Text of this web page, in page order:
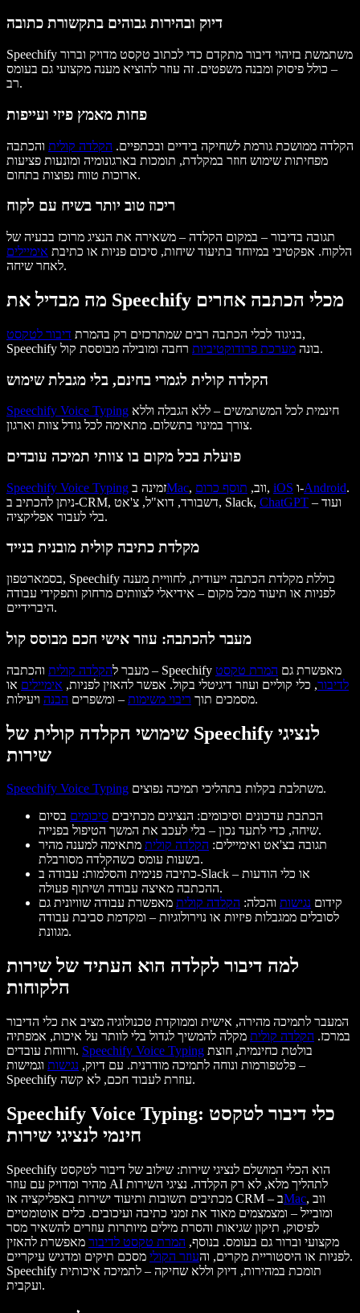
דיוק ובהירות גבוהים בתקשורת כתובה
Speechify משתמשת בזיהוי דיבור מתקדם כדי לכתוב טקסט מדויק וברור
– כולל פיסוק ומבנה משפטים. זה עוזר להוציא מענה מקצועי גם בעומס
רב.
פחות מאמץ פיזי ועייפות
הקלדה ממושכת גורמת לשחיקה בידיים ובכתפיים. הקלדה קולית והכתבה
מפחיתות שימוש חוזר במקלדת, תומכות בארגונומיה ומונעות פציעות
ארוכות טווח נפוצות בתחום.
ריכוז טוב יותר בשיח עם לקוח
תגובה בדיבור – במקום הקלדה – משאירה את הנציג מרוכז בבעיה של
הלקוח. אפקטיבי במיוחד בתיעוד שיחות, סיכום פניות או כתיבת אימיילים
לאחר שיחה.
מה מבדיל את Speechify מכלי הכתבה אחרים
בניגוד לכלי הכתבה רבים שמתרכזים רק בהמרת דיבור לטקסט
,
Speechify בונה מערכת פרודוקטיביות רחבה ומובילה מבוססת קול.
הקלדה קולית לגמרי בחינם, בלי מגבלת שימוש
Speechify Voice Typing
צורך במינוי בתשלום. מתאימה לכל גודל צוות וארגון.
פועלת בכל מקום בו צוותי תמיכה עובדים
Speechify Voice Typing זמינה בMac , ווב, תוסף כרום , iOS ו-Android.
ניתן להכתיב ב-CRM, דשבורד, דוא"ל, צ'אט, Slack, ChatGPT
בלי לעבור אפליקציה.
מקלדת כתיבה קולית מובנית בנייד
בסמארטפון, Speechify כוללת מקלדת הכתבה ייעודית, לחוויית מענה
לפניות או תיעוד מכל מקום – אידיאלי לצוותים מרחוק ותפקידי עבודה
היברידיים.
מעבר להכתבה: עוזר אישי חכם מבוסס קול
מעבר להקלדה קולית והכתבה – Speechify מאפשרת גם המרת טקסט
לדיבור, כלי קוליים ועוזר דיגיטלי בקול. אפשר להאזין לפניות, אימיילים או
מסמכים תוך ריבוי משימות – ומשפרים הבנה ויעילות.
שימושי הקלדה קולית של Speechify לנציגי
שירות
Speechify Voice Typing
משתלבת בקלות בתהליכי תמיכה נפוצים.
הכתבת עדכונים וסיכומים: הנציגים מכתיבים סיכומים בסיום
שיחה, כדי לתעד נכון – בלי לעכב את המשך הטיפול בפנייה.
תגובה בצ'אט ואימיילים: הקלדה קולית מתאימה למענה מהיר
בשעות עומס כשהקלדה מסורבלת.
כתיבה פנימית והסלמות: עבודה ב-Slack או כלי הודעות –
ההכתבה מאיצה עבודה ושיתוף פעולה.
קידום נגישות והכלה: הקלדה קולית מאפשרת עבודה שוויונית גם
לסובלים ממגבלות פיזיות או נוירולוגיות – ומקדמת סביבת עבודה
מגוונת.
למה דיבור לקלדה הוא העתיד של שירות
הלקוחות
המעבר לתמיכה מהירה, אישית וממוקדת טכנולוגיה מציב את כלי הדיבור
במרכז. הקלדה קולית מקלה להמשיך לגדול בלי לוותר על איכות, אמפתיה
ורווחת עובדים. Speechify Voice Typing
פלטפורמות ונוחה לתמיכה מודרנית. עם דיוק, נגישות וגמישות –
Speechify עוזרת לעבוד חכם, לא קשה.
Speechify Voice Typing: כלי דיבור לטקסט
חינמי לנציגי שירות
Speechify הוא הכלי המושלם לנציגי שירות: שילוב של דיבור לטקסט
מהיר ומדויק עם עוזר AI לתהליך מלא, לא רק הקלדה. נציגי השירות
מכתיבים תשובות ותיעוד ישירות באפליקציה או CRM – בMac, ווב
ומובייל – ומצמצמים מאוד את זמני כתיבה ועיכובים. כלים אוטומטיים
לפיסוק, תיקון שגיאות והסרת מילים מיותרות עוזרים להשאיר מסר
מקצועי וברור גם בעומס. בנוסף, המרת טקסט לדיבור מאפשרת להאזין
לפניות או היסטוריית מקרים, והעוזר הקולי מסכם תיקים ומדגיש עיקריים.
Speechify תומכת במהירות, דיוק וללא שחיקה – לתמיכה איכותית
ועקבית.